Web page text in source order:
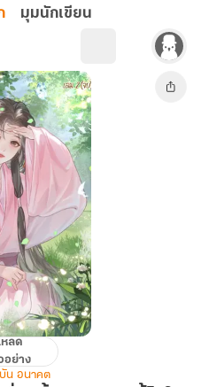
มุมนักเขียน
หลด
อย่าง
น อนาคต